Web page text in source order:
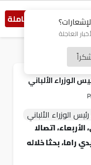
العاجلة
النسخة الكاملة
الوزراء الألباني
اتصالا
راما، بحثا خلاله